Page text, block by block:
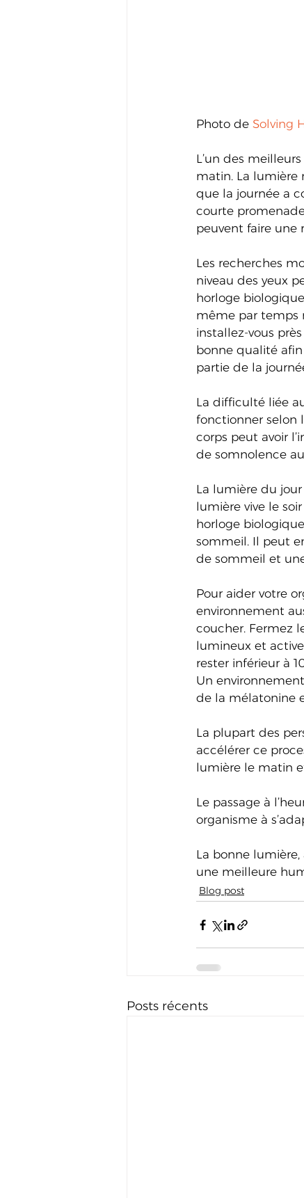
Photo de Solving
L’un des
matin. La lumière
que la journée a
courte
peuvent faire une
Les recherches
niveau des yeux
horloge
même par temps
installez-vous
bonne qualité
partie de la
La difficulté liée
fonctionner selon
corps peut avoir
de somnolence
La lumière du
lumière vive le
horloge
sommeil. Il peut
de sommeil et
Pour aider votre
environnement
coucher. Fermez
lumineux et
rester inférieur à
Un
de la mélatonine
La plupart des
accélérer ce
lumière le matin
Le passage à
organisme à
La bonne
une meilleure
Blog post
Posts récents